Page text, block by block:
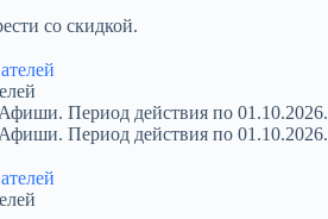
со скидкой.
Период действия по 01.10.2026.
Период действия по 01.10.2026.